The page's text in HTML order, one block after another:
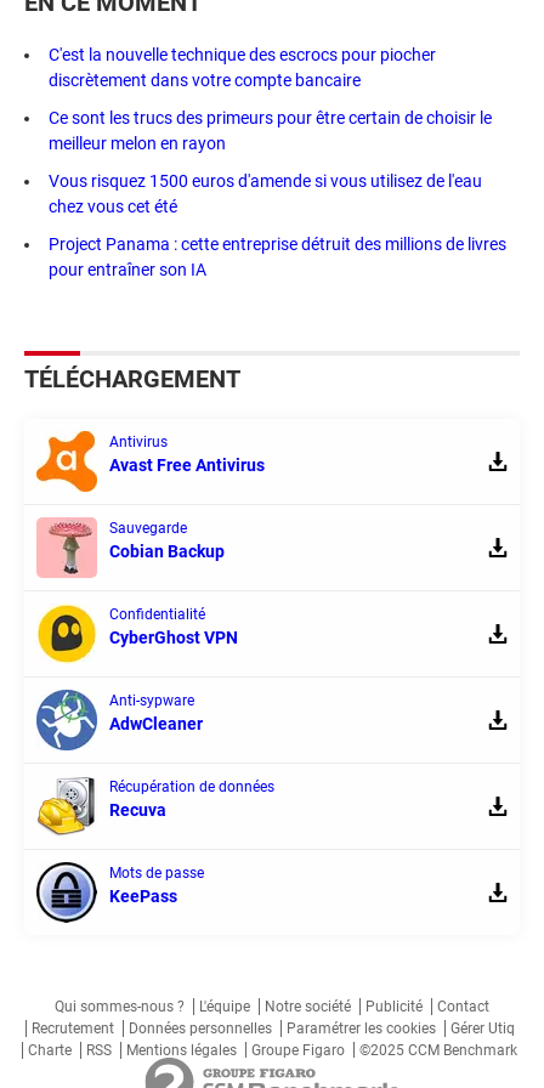
C'est la nouvelle technique des escrocs pour piocher
discrètement dans votre compte bancaire
Ce sont les trucs des primeurs pour être certain de choisir le
meilleur melon en rayon
Vous risquez 1500 euros d'amende si vous utilisez de l'eau
chez vous cet été
Project Panama : cette entreprise détruit des millions de livres
pour entraîner son IA
TÉLÉCHARGEMENT
Antivirus
Avast Free Antivirus
Sauvegarde
Cobian Backup
Confidentialité
CyberGhost VPN
Anti-sypware
AdwCleaner
Récupération de données
Recuva
Mots de passe
KeePass
Qui sommes-nous ? L'équipe Notre société Publicité
Contact
Recrutement
Données personnelles Paramétrer les cookies
Gérer Utiq
Charte
RSS Mentions légales Groupe Figaro ©2025 CCM Benchmark